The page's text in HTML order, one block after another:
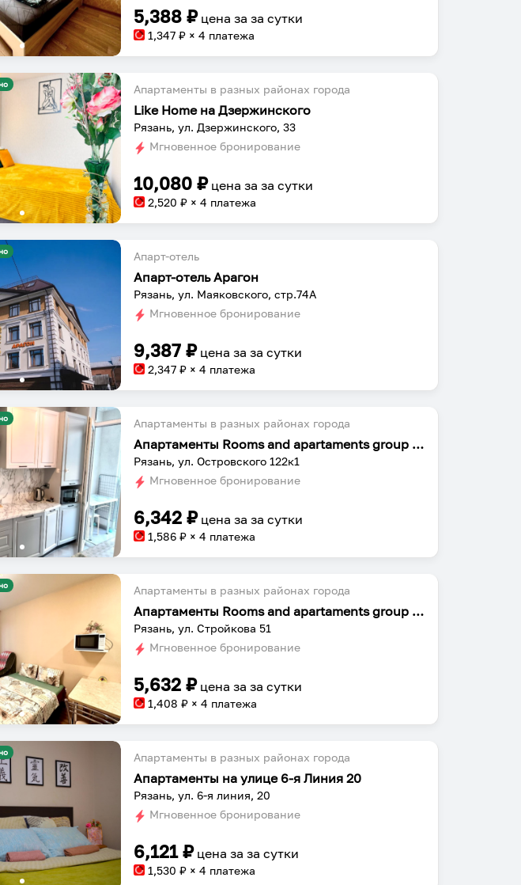
5,388 ₽ цена заза сутки
1,347 ₽ × 4 платежа
Апартаменты в разных районах города
Like Home на Дзержинского
Рязань, ул. Дзержинского, 33
Мгновенное бронирование
10,080 ₽ цена заза сутки
2,520 ₽ × 4 платежа
Апарт-отель
Апарт-отель Арагон
Рязань, ул. Маяковского, стр.74А
Мгновенное бронирование
9,387 ₽ цена заза сутки
2,347 ₽ × 4 платежа
Апартаменты в разных районах города
Апартаменты Rooms and apartaments group Островского 122к1 №3
Рязань, ул. Островского 122к1
Мгновенное бронирование
6,342 ₽ цена заза сутки
1,586 ₽ × 4 платежа
Апартаменты в разных районах города
Апартаменты Rooms and apartaments group Стройкова 51
Рязань, ул. Стройкова 51
Мгновенное бронирование
5,632 ₽ цена заза сутки
1,408 ₽ × 4 платежа
Апартаменты в разных районах города
Апартаменты на улице 6-я Линия 20
Рязань, ул. 6-я линия, 20
Мгновенное бронирование
6,121₽ цена заза сутки
1,530 ₽ × 4 платежа